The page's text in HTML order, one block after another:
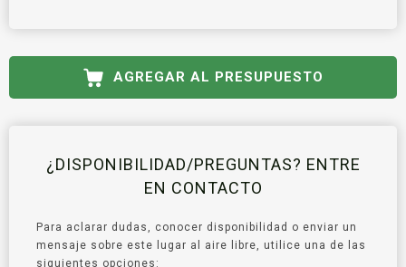
AGREGAR AL PRESUPUESTO
¿DISPONIBILIDAD/PREGUNTAS? ENTRE
EN CONTACTO
Para aclarar dudas, conocer disponibilidad o enviar un
mensaje sobre este lugar al aire libre, utilice una de las
siguientes opciones: